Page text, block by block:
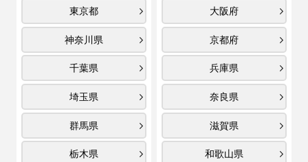
東京都
神奈川県
千葉県
埼玉県
群馬県
栃木県
大阪府
京都府
兵庫県
奈良県
滋賀県
和歌山県